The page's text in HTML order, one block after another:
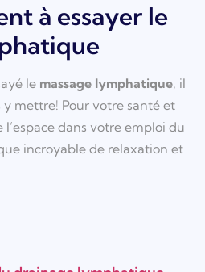
à essayer le
le massage lymphatique, il
mettre! Pour votre santé et
dans votre emploi du
incroyable de relaxation et